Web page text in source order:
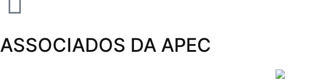
ASSOCIADOS DA APEC